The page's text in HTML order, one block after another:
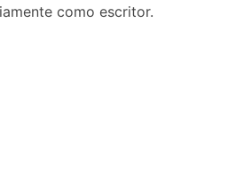
como escritor.